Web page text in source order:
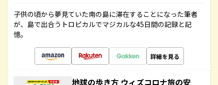
子供の頃から夢見ていた南の島に滞在することになった筆者
が、島で出合うトロピカルでマジカルな45日間の記録と記
憶。
詳細を見る
地球の歩き方 ウィズコロナ旅の安